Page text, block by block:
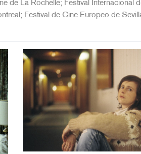
de La Rochelle; Festival Internacional
Festival de Cine Europeo de